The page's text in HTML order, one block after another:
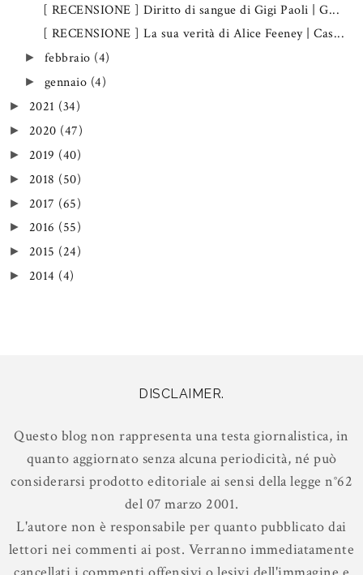
[ RECENSIONE ] Diritto di sangue di Gigi Paoli | G...
[ RECENSIONE ] La sua verità di Alice Feeney | Cas...
► febbraio (4)
► gennaio (4)
► 2021 (34)
► 2020 (47)
► 2019 (40)
► 2018 (50)
► 2017 (65)
► 2016 (55)
► 2015 (24)
► 2014 (4)
DISCLAIMER.
Questo blog non rappresenta una testa giornalistica, in
quanto aggiornato senza alcuna periodicità, né può
considerarsi prodotto editoriale ai sensi della legge n°62
del 07 marzo 2001.
L'autore non è responsabile per quanto pubblicato dai
lettori nei commenti ai post. Verranno immediatamente